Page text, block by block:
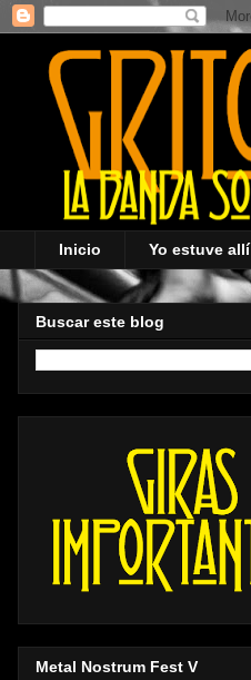
Inicio Yo estuve allí
Buscar este blog
Metal Nostrum Fest V